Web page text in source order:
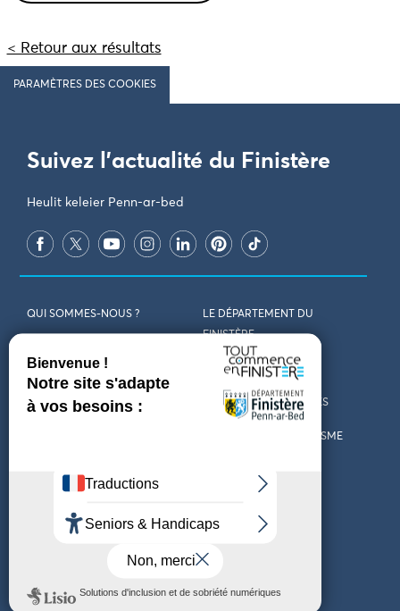
< Retour aux résultats
PARAMÈTRES DES COOKIES
Suivez l'actualité du Finistère
Heulit keleier Penn-ar-bed
QUI SOMMES-NOUS ?
LE DÉPARTEMENT DU
FINISTÈRE
REJOIGNEZ-NOUS VENIR EN FINISTÈRE
CONTACT CARTES ET BROCHURES
LES OFFICES DE TOURISME
D’ACCESSIBILITÉ